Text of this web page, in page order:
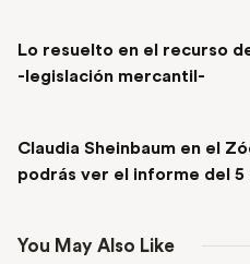
Lo resuelto en el recurso
-legislación mercantil-
Claudia Sheinbaum en el
podrás ver el informe del
You May Also Like